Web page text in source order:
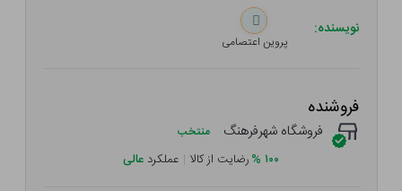
نویسنده:
پروین اعتصامی
فروشنده
فروشگاه شهرفرهنگ منتخب
۱۰۰ %رضایت از کالا | عملکرد عالی